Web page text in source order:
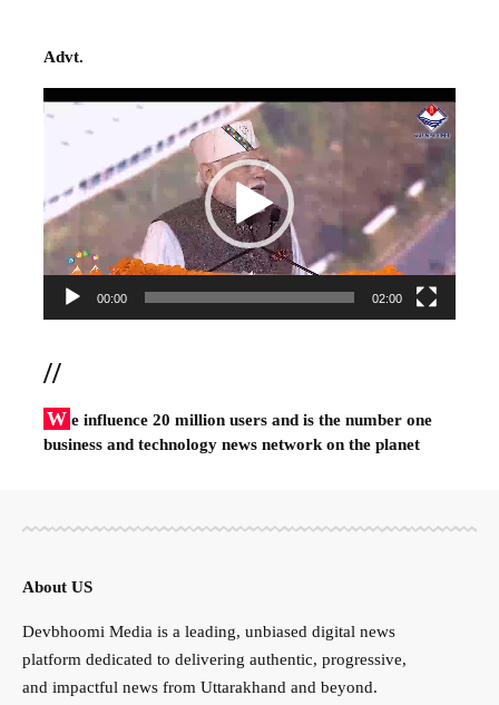
Advt.
Video
00:00 02:00
//
W e influence 20 million users and is the number one
business and technology news network on the planet
About US
Devbhoomi Media is a leading, unbiased digital news
platform dedicated to delivering authentic, progressive,
and impactful news from Uttarakhand and beyond.